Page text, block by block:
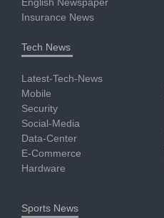
Insurance News
Tech News
Latest-Tech-News
Mobile
Security
Social-Media
Data-Center
E-Commerce
Hardware
Sports News